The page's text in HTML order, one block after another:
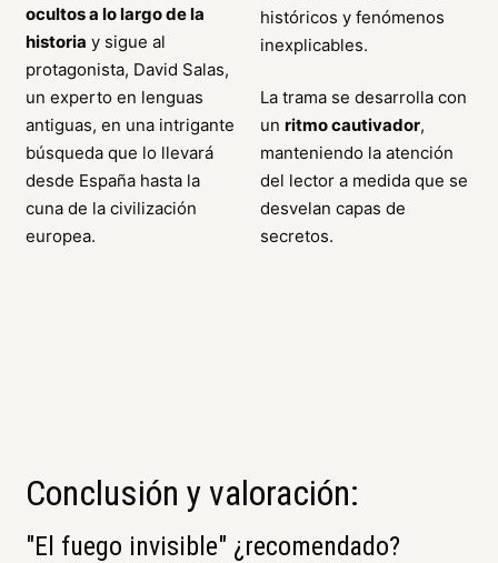
ocultos a lo largo de la
historia y sigue al
protagonista, David Salas,
un experto en lenguas
antiguas, en una intrigante
búsqueda que lo llevará
desde España hasta la
cuna de la civilización
europea.
históricos y fenómenos
inexplicables.
La trama se desarrolla con
un ritmo cautivador,
manteniendo la atención
del lector a medida que se
desvelan capas de
secretos.
Conclusión y valoración:
"El fuego invisible" ¿recomendado?